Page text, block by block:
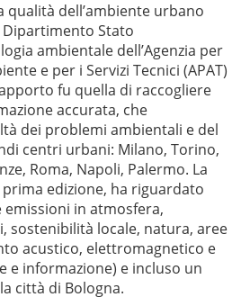
dell’ambiente urbano
Dipartimento Stato
ambientale dell’Agenzia per
e per i Servizi Tecnici (APAT)
fu quella di raccogliere
accurata, che
dei problemi ambientali e del
centri urbani: Milano, Torino,
Roma, Napoli, Palermo. La
edizione, ha riguardato
in atmosfera,
sostenibilità locale, natura, aree
acustico, elettromagnetico e
e informazione) e incluso un
città di Bologna.